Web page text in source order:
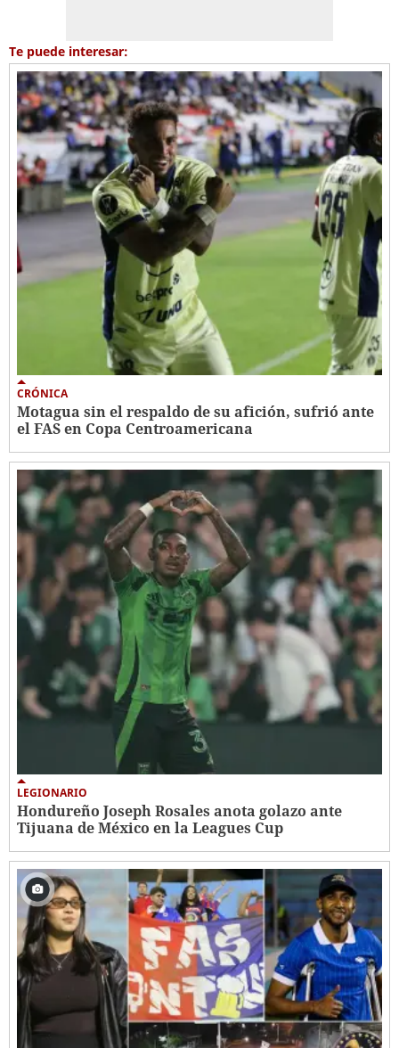
Te puede interesar:
CRÓNICA
Motagua sin el respaldo de su afición, sufrió ante
el FAS en Copa Centroamericana
LEGIONARIO
Hondureño Joseph Rosales anota golazo ante
Tijuana de México en la Leagues Cup